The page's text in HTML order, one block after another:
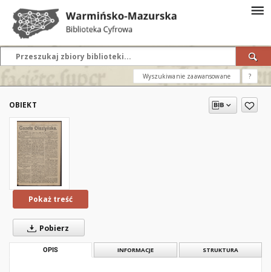
Wyszukiwanie zaawansowane ?
OBIEKT
Pokaż treść
Pobierz
OPIS INFORMACJE STRUKTURA